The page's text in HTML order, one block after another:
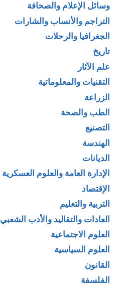
وسائل الإعلام والصحافة
التراجم والأنساب والشارات
الجغرافيا والرحلات
تاريخ
علم الآثار
التقنيات والمعلوماتية
الزراعة
الطب والصحة
التصنيع
الهندسة
الديانات
الإدارة العامة والعلوم العسكرية
الإقتصاد
التربية والتعليم
العادات والتقاليد والأدب الشعبي
العلوم الاجتماعية
العلوم السياسية
القانون
الفلسفة